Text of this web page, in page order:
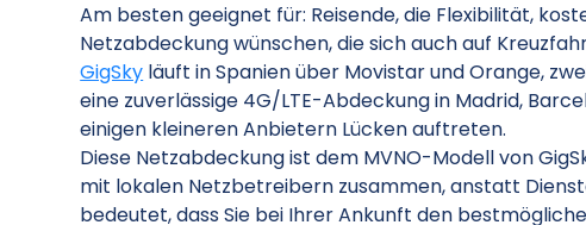
Am besten geeignet für: Reisende, die Flexibilität,
Netzabdeckung wünschen, die sich auch auf
GigSky läuft in Spanien über Movistar und Orange,
eine zuverlässige 4G/LTE-Abdeckung in Madrid,
einigen kleineren Anbietern Lücken auftreten.
Diese Netzabdeckung ist dem MVNO-Modell von
mit lokalen Netzbetreibern zusammen, anstatt
bedeutet, dass Sie bei Ihrer Ankunft den